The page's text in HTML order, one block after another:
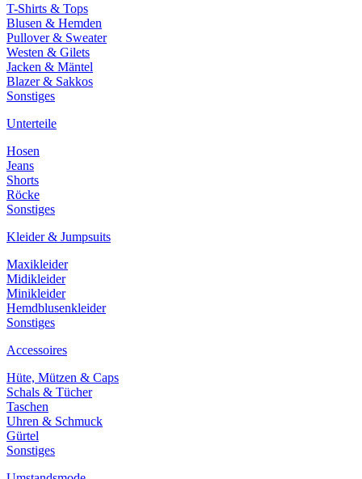
T-Shirts & Tops
Blusen & Hemden
Pullover & Sweater
Westen & Gilets
Jacken & Mäntel
Blazer & Sakkos
Sonstiges
Unterteile
Hosen
Jeans
Shorts
Röcke
Sonstiges
Kleider & Jumpsuits
Maxikleider
Midikleider
Minikleider
Hemdblusenkleider
Sonstiges
Accessoires
Hüte, Mützen & Caps
Schals & Tücher
Taschen
Uhren & Schmuck
Gürtel
Sonstiges